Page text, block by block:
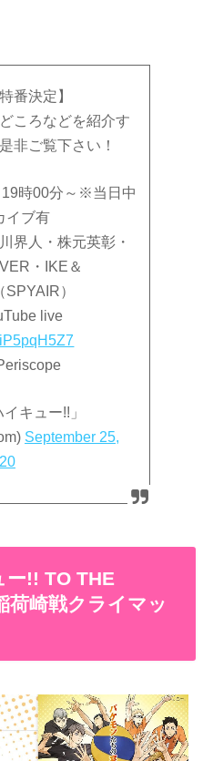
番決定】
ころなどを紹介す
非ご覧下さい！
19時00分～※当日中
イブ有
界人・株元英彰・
・IKE＆
）
live
キュー!!」
September 25,
!! TO THE
荷崎戦クライマッ